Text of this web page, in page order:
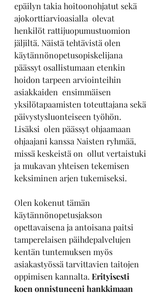
epäilyn takia hoitoonohjatut sekä
ajokorttiarvioasialla  olevat
henkilöt rattijuopumustuomion
jäljiltä. Näistä tehtävistä olen
käytännönopetusopiskelijana
päässyt osallistumaan etenkin
hoidon tarpeen arviointeihin
asiakkaiden  ensimmäisen
yksilötapaamisten toteuttajana sekä
päivystysluonteiseen työhön.
Lisäksi  olen päässyt ohjaamaan
ohjaajani kanssa Naisten ryhmää,
missä keskeistä on  ollut vertaistuki
ja mukavan yhteisen tekemisen
keksiminen arjen tukemiseksi.
Olen kokenut tämän
käytännönopetusjakson
opettavaisena ja antoisana paitsi
tamperelaisen päihdepalvelujen
kentän tuntemuksen myös
asiakastyössä tarvittavien taitojen
oppimisen kannalta. Erityisesti
koen onnistuneeni hankkimaan